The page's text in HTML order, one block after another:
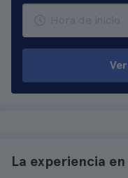
La experiencia